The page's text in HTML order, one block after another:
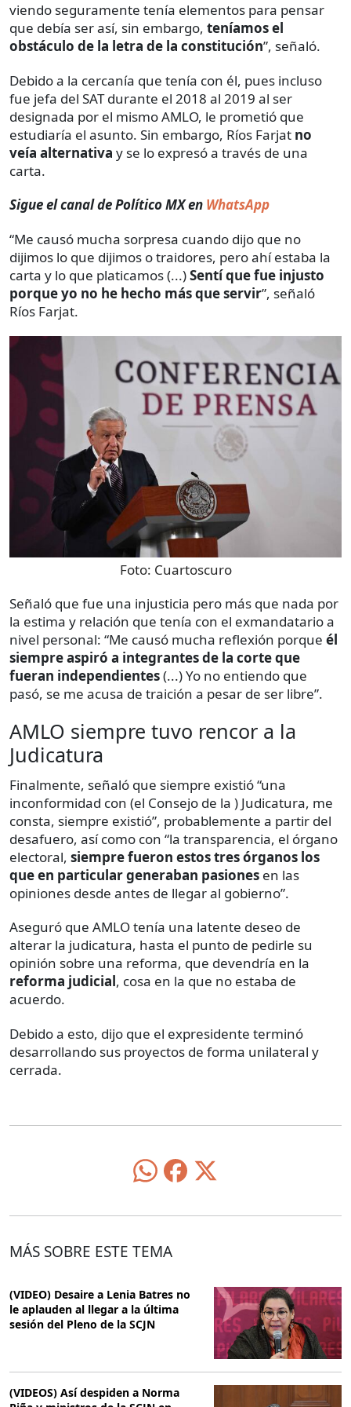
viendo seguramente tenía elementos para pensar
que debía ser así, sin embargo, teníamos el
obstáculo de la letra de la constitución”, señaló.
Debido a la cercanía que tenía con él, pues incluso
fue jefa del SAT durante el 2018 al 2019 al ser
designada por el mismo AMLO, le prometió que
estudiaría el asunto. Sin embargo, Ríos Farjat no
veía alternativa y se lo expresó a través de una
carta.
Sigue el canal de Político MX en WhatsApp
“Me causó mucha sorpresa cuando dijo que no
dijimos lo que dijimos o traidores, pero ahí estaba la
carta y lo que platicamos (...)Sentí que fue injusto
porque yo no he hecho más que servir”, señaló
Ríos Farjat.
Foto: Cuartoscuro
Señaló que fue una injusticia pero más que nada por
la estima y relación que tenía con el exmandatario a
nivel personal: “Me causó mucha reflexión porque él
siempre aspiró a integrantes de la corte que
fueran independientes(...) Yo no entiendo que
pasó, se me acusa de traición a pesar de ser libre”.
AMLO siempre tuvo rencor a la
Judicatura
Finalmente, señaló que siempre existió “una
inconformidad con (el Consejo de la ) Judicatura, me
consta, siempre existió”, probablemente a partir del
desafuero, así como con “la transparencia, el órgano
electoral, siempre fueron estos tres órganos los
que en particular generaban pasiones en las
opiniones desde antes de llegar al gobierno”.
Aseguró que AMLO tenía una latente deseo de
alterar la judicatura, hasta el punto de pedirle su
opinión sobre una reforma, que devendría en la
reforma judicial, cosa en la que no estaba de
acuerdo.
Debido a esto, dijo que el expresidente terminó
desarrollando sus proyectos de forma unilateral y
cerrada.
MÁS SOBRE ESTE TEMA
(VIDEO) Desaire a Lenia Batres no
le aplauden al llegar a la última
sesión del Pleno de la SCJN
(VIDEOS) Así despiden a Norma